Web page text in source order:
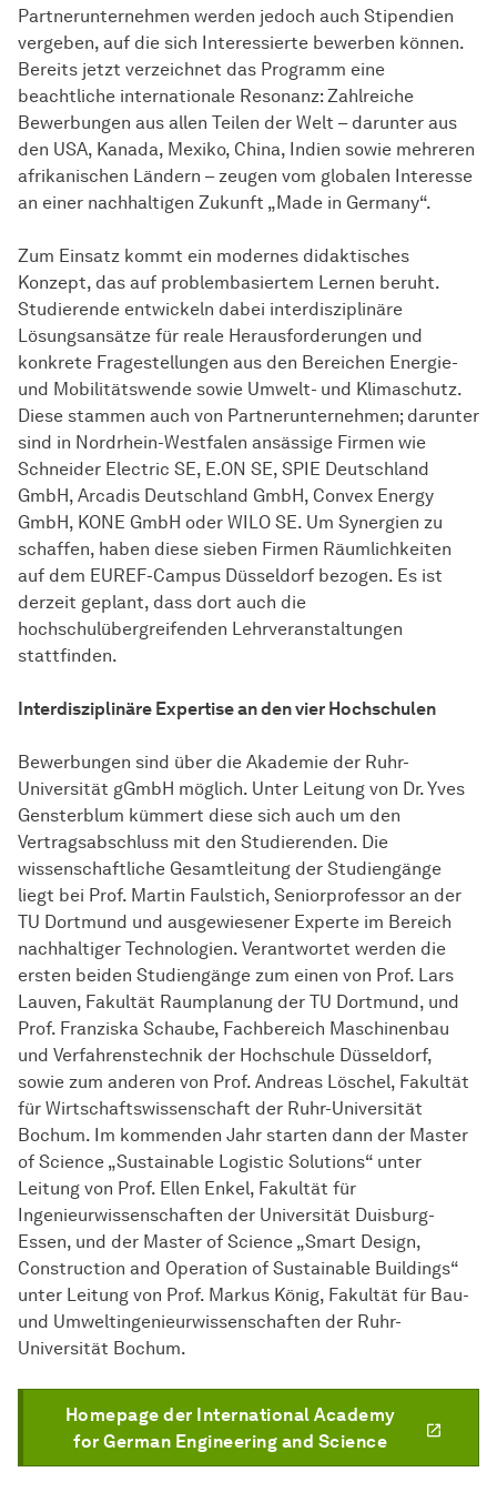
Partnerunternehmen werden jedoch auch Stipendien
vergeben, auf die sich Interessierte bewerben können.
Bereits jetzt verzeichnet das Programm eine
beachtliche internationale Resonanz: Zahlreiche
Bewerbungen aus allen Teilen der Welt – darunter aus
den USA, Kanada, Mexiko, China, Indien sowie mehreren
afrikanischen Ländern – zeugen vom globalen Interesse
an einer nachhaltigen Zukunft „Made in Germany“.
Zum Einsatz kommt ein modernes didaktisches
Konzept, das auf problembasiertem Lernen beruht.
Studierende entwickeln dabei interdisziplinäre
Lösungsansätze für reale Herausforderungen und
konkrete Fragestellungen aus den Bereichen Energie-
und Mobilitätswende sowie Umwelt- und Klimaschutz.
Diese stammen auch von Partnerunternehmen; darunter
sind in Nordrhein-Westfalen ansässige Firmen wie
Schneider Electric SE, E.ON SE, SPIE Deutschland
GmbH, Arcadis Deutschland GmbH, Convex Energy
GmbH, KONE GmbH oder WILO SE. Um Synergien zu
schaffen, haben diese sieben Firmen Räumlichkeiten
auf dem EUREF-Campus Düsseldorf bezogen. Es ist
derzeit geplant, dass dort auch die
hochschulübergreifenden Lehrveranstaltungen
stattfinden.
Interdisziplinäre Expertise an den vier Hochschulen
Bewerbungen sind über die Akademie der Ruhr-
Universität gGmbH möglich. Unter Leitung von Dr. Yves
Gensterblum kümmert diese sich auch um den
Vertragsabschluss mit den Studierenden. Die
wissenschaftliche Gesamtleitung der Studiengänge
liegt bei Prof. Martin Faulstich, Seniorprofessor an der
TU Dortmund und ausgewiesener Experte im Bereich
nachhaltiger Technologien. Verantwortet werden die
ersten beiden Studiengänge zum einen von Prof. Lars
Lauven, Fakultät Raumplanung der TU Dortmund, und
Prof. Franziska Schaube, Fachbereich Maschinenbau
und Verfahrenstechnik der Hochschule Düsseldorf,
sowie zum anderen von Prof. Andreas Löschel, Fakultät
für Wirtschaftswissenschaft der Ruhr-Universität
Bochum. Im kommenden Jahr starten dann der Master
of Science „Sustainable Logistic Solutions“ unter
Leitung von Prof. Ellen Enkel, Fakultät für
Ingenieurwissenschaften der Universität Duisburg-
Essen, und der Master of Science „Smart Design,
Construction and Operation of Sustainable Buildings“
unter Leitung von Prof. Markus König, Fakultät für Bau-
und Umweltingenieurwissenschaften der Ruhr-
Universität Bochum.
Homepage der International Academy
for German Engineering and Science